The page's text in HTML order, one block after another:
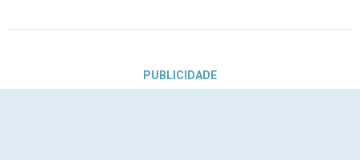
PUBLICIDADE